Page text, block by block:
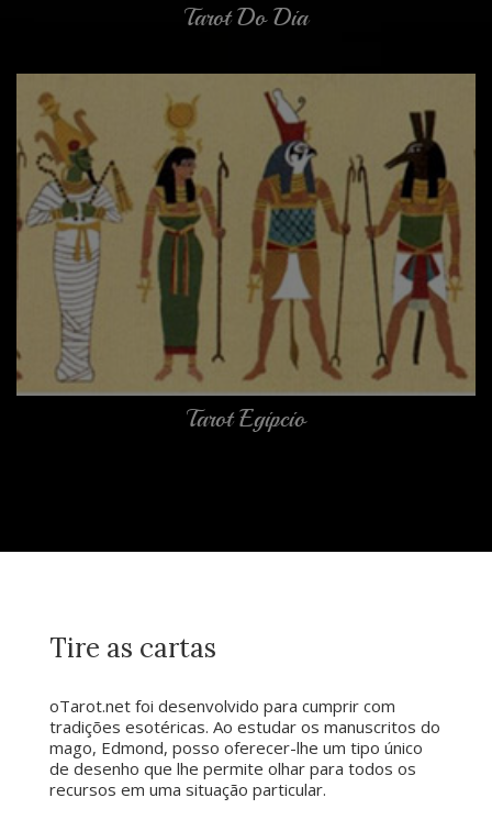
Tarot Do Dia
Tarot Egipcio
Tire as cartas
oTarot.net foi desenvolvido para cumprir com
tradições esotéricas. Ao estudar os manuscritos do
mago, Edmond, posso oferecer-lhe um tipo único
de desenho que lhe permite olhar para todos os
recursos em uma situação particular.